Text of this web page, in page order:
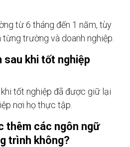
từ 6 tháng đến 1 năm, tùy
trường và doanh nghiệp.
sau khi tốt nghiệp
khi tốt nghiệp đã được giữ lại
nơi họ thực tập.
thêm các ngôn ngữ
trình không?